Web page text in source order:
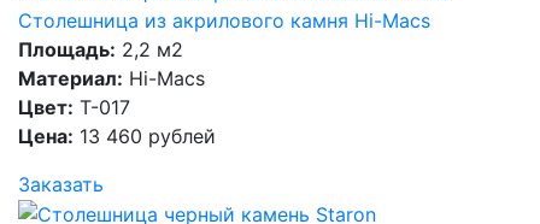
Столешница из акрилового камня Hi-Macs
Площадь: 2,2 м2
Материал: Hi-Macs
Цвет: T-017
Цена: 13 460 рублей
Заказать